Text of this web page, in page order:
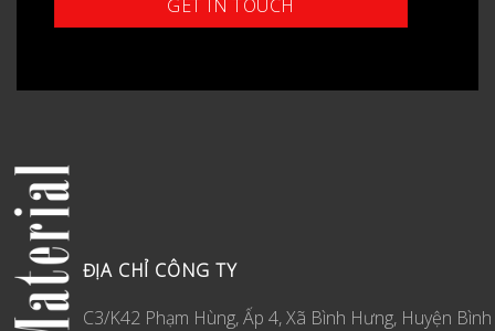
ĐỊA CHỈ CÔNG TY
C3/K42 Phạm Hùng, Ấp 4, Xã Bình Hưng, Huyện Bình